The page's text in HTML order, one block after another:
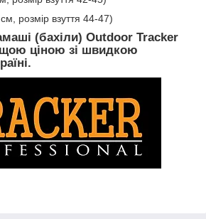
розмір взуття 44-47)
(бахіли) Outdoor Tracker
ціною зі швидкою